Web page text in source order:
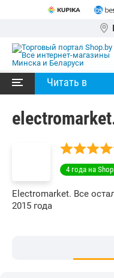
Читать в
4 года на
Electromarket. Все
2015 года